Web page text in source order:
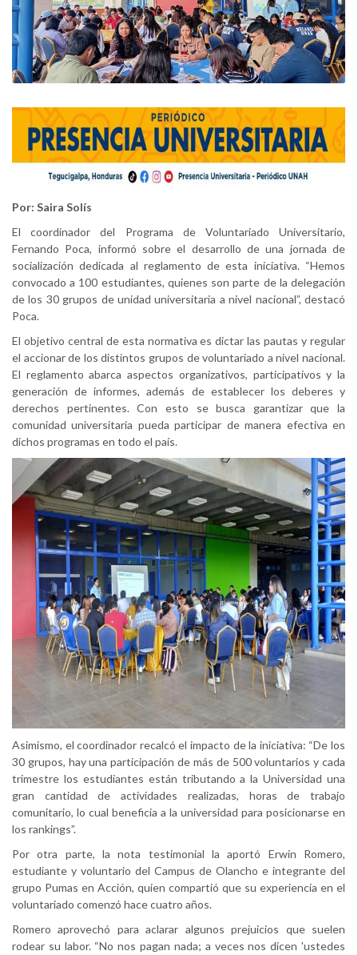
Por: Saira Solís
El coordinador del Programa de Voluntariado Universitario,
Fernando Poca, informó sobre el desarrollo de una jornada de
socialización dedicada al reglamento de esta iniciativa. “Hemos
convocado a 100 estudiantes, quienes son parte de la delegación
de los 30 grupos de unidad universitaria a nivel nacional”, destacó
Poca.
El objetivo central de esta normativa es dictar las pautas y regular
el accionar de los distintos grupos de voluntariado a nivel nacional.
El reglamento abarca aspectos organizativos, participativos y la
generación de informes, además de establecer los deberes y
derechos pertinentes. Con esto se busca garantizar que la
comunidad universitaria pueda participar de manera efectiva en
dichos programas en todo el país.
Asimismo, el coordinador recalcó el impacto de la iniciativa: “De los
30 grupos, hay una participación de más de 500 voluntarios y cada
trimestre los estudiantes están tributando a la Universidad una
gran cantidad de actividades realizadas, horas de trabajo
comunitario, lo cual beneficia a la universidad para posicionarse en
los rankings”.
Por otra parte, la nota testimonial la aportó Erwin Romero,
estudiante y voluntario del Campus de Olancho e integrante del
grupo Pumas en Acción, quien compartió que su experiencia en el
voluntariado comenzó hace cuatro años.
Romero aprovechó para aclarar algunos prejuicios que suelen
rodear su labor. “No nos pagan nada; a veces nos dicen 'ustedes